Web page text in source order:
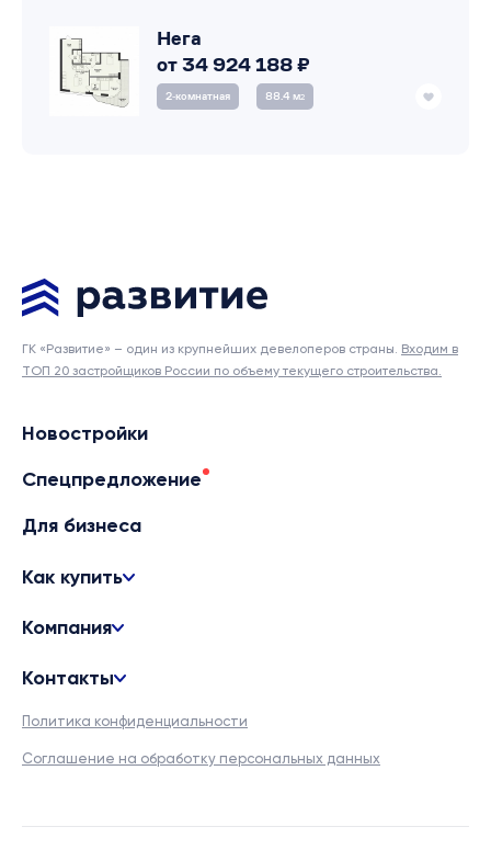
Нега
от 34 924 188 ₽
2‑комнатная 88.4 м2
ГК «Развитие» – один из крупнейших девелоперов страны. Входим в
ТОП 20 застройщиков России по объему текущего строительства.
Новостройки
Спецпредложение
Для бизнеса
Как купить
Компания
Контакты
Политика конфиденциальности
Соглашение на обработку персональных данных